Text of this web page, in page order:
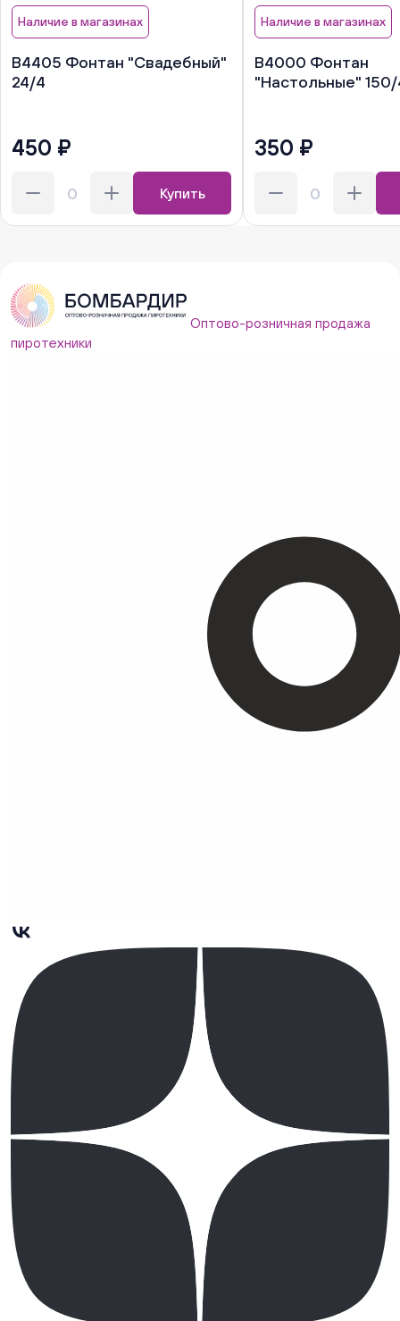
Наличие в магазинах
В4405 Фонтан "Свадебный"
24/4
450 ₽
Купить
Наличие в магазинах
В4000 Фонтан
"Настольные"
350 ₽
Оптово-розничная продажа
пиротехники